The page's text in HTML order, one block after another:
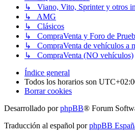
↳ Viano, Vito, Sprinter y otros
↳ AMG
↳ Clásicos
↳ CompraVenta y Foro de
↳ CompraVenta de vehículos a
↳ CompraVenta (NO vehículos)
Índice general
Todos los horarios son
Borrar cookies
Desarrollado porphpBB® Forum
Traducción al español porphpBB